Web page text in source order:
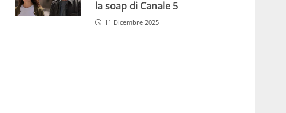
la soap di Canale 5
11 Dicembre 2025